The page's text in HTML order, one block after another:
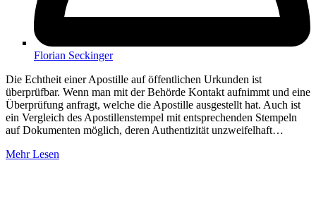
Florian Seckinger
Die Echtheit einer Apostille auf öffentlichen Urkunden ist
überprüfbar. Wenn man mit der Behörde Kontakt aufnimmt und eine
Überprüfung anfragt, welche die Apostille ausgestellt hat. Auch ist
ein Vergleich des Apostillenstempel mit entsprechenden Stempeln
auf Dokumenten möglich, deren Authentizität unzweifelhaft…
Mehr Lesen